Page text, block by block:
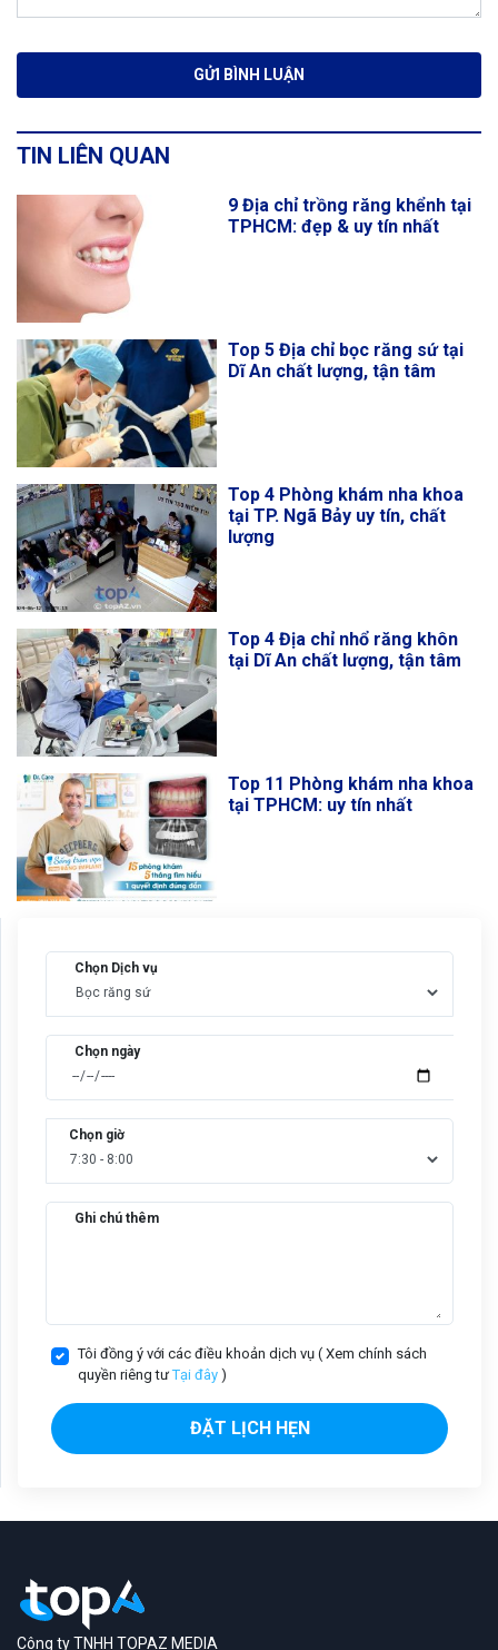
TIN LIÊN QUAN
9 Địa chỉ trồng răng khểnh tại
TPHCM: đẹp & uy tín nhất
Top 5 Địa chỉ bọc răng sứ tại
Dĩ An chất lượng, tận tâm
Top 4 Phòng khám nha khoa
tại TP. Ngã Bảy uy tín, chất
lượng
Top 4 Địa chỉ nhổ răng khôn
tại Dĩ An chất lượng, tận tâm
Top 11 Phòng khám nha khoa
tại TPHCM: uy tín nhất
Chọn Dịch vụ
Chọn ngày
Chọn giờ
Ghi chú thêm
Tôi đồng ý với các điều khoản dịch vụ ( Xem chính sách
quyền riêng tưTại đây )
ĐẶT LỊCH HẸN
Công ty TNHH TOPAZ MEDIA